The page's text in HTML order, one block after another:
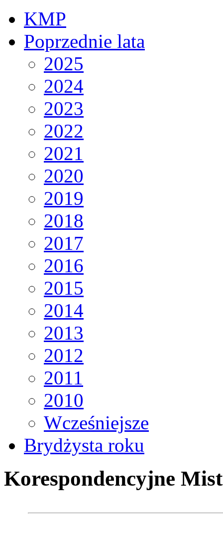
KMP
Poprzednie lata
2025
2024
2023
2022
2021
2020
2019
2018
2017
2016
2015
2014
2013
2012
2011
2010
Wcześniejsze
Brydżysta roku
Korespondencyjne